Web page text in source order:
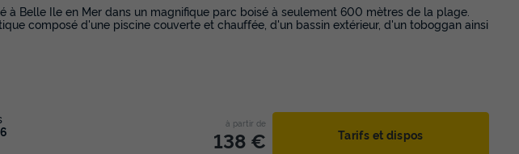
à Belle Ile en Mer dans un magnifique parc boisé à seulement 600 mètres de la plage.
composé d'une piscine couverte et chauffée, d'un bassin extérieur, d'un toboggan ainsi
à partir de
138 € Tarifs et dispos